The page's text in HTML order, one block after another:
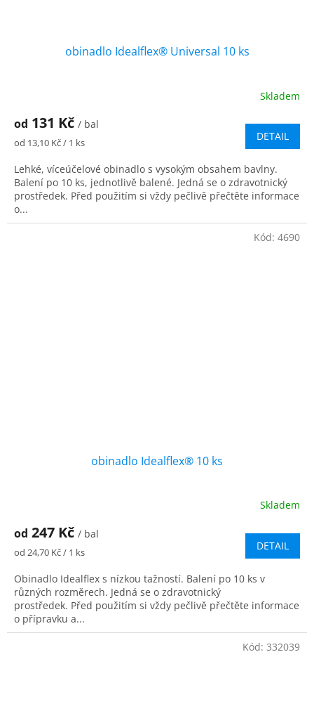
obinadlo Idealflex® Universal 10 ks
Skladem
od 131 Kč / bal
Měrná
od 13,10 Kč / 1 ks DETAIL
Lehké, víceúčelové obinadlo s vysokým obsahem bavlny.
Balení po 10 ks, jednotlivě balené. Jedná se o zdravotnický
prostředek. Před použitím si vždy pečlivě přečtěte informace
o...
obinadlo Idealflex® 10 ks
produktu
5,0
z
5
hvězdiček.
Skladem
od 247 Kč / bal
Měrná
od 24,70 Kč / 1 ks DETAIL
Obinadlo Idealflex s nízkou tažností. Balení po 10 ks v
různých rozměrech. Jedná se o zdravotnický
prostředek. Před použitím si vždy pečlivě přečtěte informace
o přípravku a...
Kód: 4690
Kód: 332039